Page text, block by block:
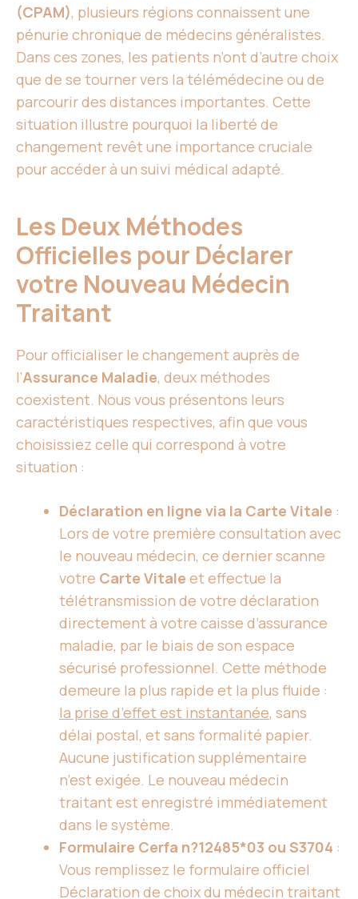
(CPAM), plusieurs régions connaissent une
pénurie chronique de médecins généralistes.
Dans ces zones, les patients n’ont d’autre choix
que de se tourner vers la télémédecine ou de
parcourir des distances importantes. Cette
situation illustre pourquoi la liberté de
changement revêt une importance cruciale
pour accéder à un suivi médical adapté.
Les Deux Méthodes
Officielles pour Déclarer
votre Nouveau Médecin
Traitant
Pour officialiser le changement auprès de
l’Assurance Maladie, deux méthodes
coexistent. Nous vous présentons leurs
caractéristiques respectives, afin que vous
choisissiez celle qui correspond à votre
situation :
Déclaration en ligne via la Carte Vitale :
Lors de votre première consultation avec
le nouveau médecin, ce dernier scanne
votre Carte Vitale et effectue la
télétransmission de votre déclaration
directement à votre caisse d’assurance
maladie, par le biais de son espace
sécurisé professionnel. Cette méthode
demeure la plus rapide et la plus fluide :
la prise d’effet est instantanée, sans
délai postal, et sans formalité papier.
Aucune justification supplémentaire
n’est exigée. Le nouveau médecin
traitant est enregistré immédiatement
dans le système.
Formulaire Cerfa n?12485*03 ou S3704 :
Vous remplissez le formulaire officiel
Déclaration de choix du médecin traitant